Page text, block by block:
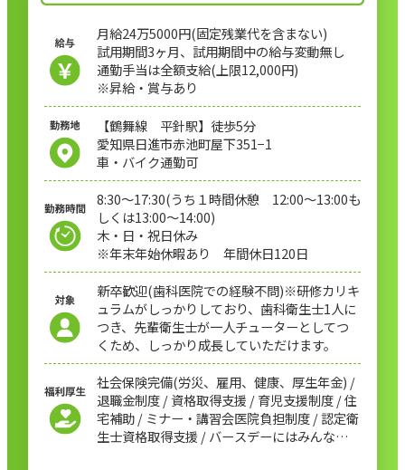
月給24万5000円(固定残業代を含まない)
試用期間3ヶ月、試用期間中の給与変動無し
通勤手当は全額支給(上限12,000円)
※昇給・賞与あり
【鶴舞線 平針駅】徒歩5分
愛知県日進市赤池町屋下351−1
車・バイク通勤可
8:30〜17:30(うち１時間休憩 12:00〜13:00も
しくは13:00〜14:00)
木・日・祝日休み
※年末年始休暇あり 年間休日120日
新卒歓迎(歯科医院での経験不問)※研修カリキ
ュラムがしっかりしており、歯科衛生士1人に
つき、先輩衛生士が一人チューターとしてつ
くため、しっかり成長していただけます。
社会保険完備(労災、雇用、健康、厚生年金) /
退職金制度 / 資格取得支援 / 育児支援制度 / 住
宅補助 / ミナー・講習会医院負担制度 / 認定衛
生士資格取得支援 / バースデーにはみんなでお